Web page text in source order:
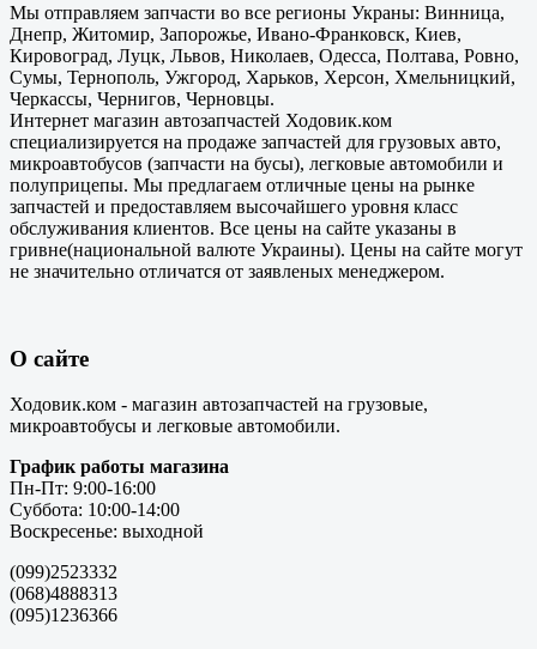
Мы отправляем запчасти во все регионы Украны: Винница,
Днепр, Житомир, Запорожье, Ивано-Франковск, Киев,
Кировоград, Луцк, Львов, Николаев, Одесса, Полтава, Ровно,
Сумы, Тернополь, Ужгород, Харьков, Херсон, Хмельницкий,
Черкассы, Чернигов, Черновцы.
Интернет магазин автозапчастей Ходовик.ком
специализируется на продаже запчастей для грузовых авто,
микроавтобусов (запчасти на бусы), легковые автомобили и
полуприцепы. Мы предлагаем отличные цены на рынке
запчастей и предоставляем высочайшего уровня класс
обслуживания клиентов. Все цены на сайте указаны в
гривне(национальной валюте Украины). Цены на сайте могут
не значительно отличатся от заявленых менеджером.
О сайте
Ходовик.ком - магазин автозапчастей на грузовые,
микроавтобусы и легковые автомобили.
График работы магазина
Пн-Пт: 9:00-16:00
Суббота: 10:00-14:00
Воскресенье: выходной
(099)2523332
(068)4888313
(095)1236366